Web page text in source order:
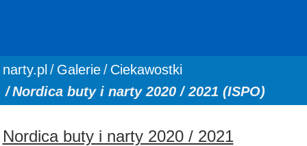
You are here:
narty.pl Galerie
Ciekawostki
Nordica buty i narty 2020 / 2021 (ISPO)
Nordica buty i narty 2020 / 2021